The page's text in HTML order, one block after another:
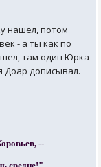
нашел, потом
- а ты как по
там один Юрка
Доар дописывал.
--